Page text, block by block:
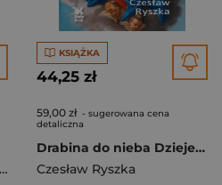
KSIĄŻKA
44,25 zł
59,00 zł - sugerowana cena
detaliczna
Drabina do nieba Dzieje Różańca
Czesław Ryszka